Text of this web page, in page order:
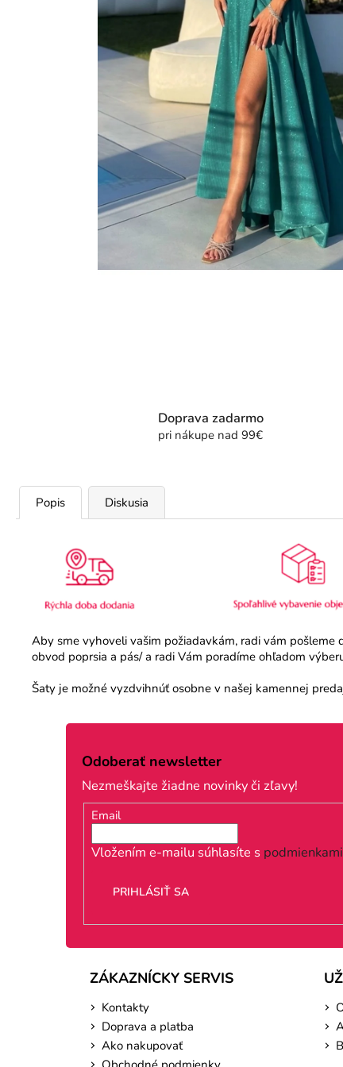
Doprava zadarmo
pri nákupe nad 99€
Popis Diskusia
Aby sme vyhoveli vašim požiadavkám, radi vám
obvod poprsia a pás/ a radi Vám poradíme ohľadom
Šaty je možné vyzdvihnúť osobne v našej kamennej
Odoberať newsletter
Nezmeškajte žiadne novinky či zľavy!
Email
Vložením e-mailu súhlasíte s
PRIHLÁSIŤ SA
ZÁKAZNÍCKY SERVIS
Kontakty
Doprava a platba
Ako nakupovať